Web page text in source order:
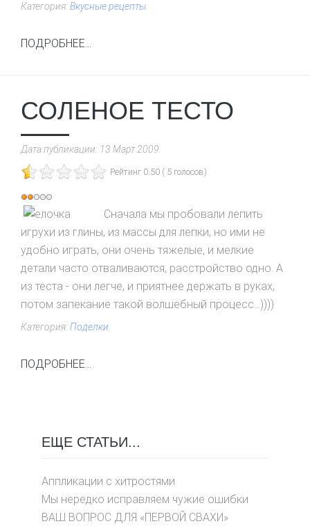
Категория: Вкусные рецепты
ПОДРОБНЕЕ...
СОЛЕНОЕ ТЕСТО
Дата публикации: 13 Март 2009
Рейтинг 0.50 ( 5 голосов)
Рейтинг:
2/5
Сначала мы пробовали лепить
игрухи из глины, из массы для лепки, но ими не
удобно играть, они очень тяжелые, и мелкие
детали часто отваливаются, расстройство одно. А
из теста - они легче, и приятнее держать в руках,
потом запекание такой волшебный процесс...))))
Категория: Поделки.
ПОДРОБНЕЕ...
ЕЩЕ СТАТЬИ...
Аппликации с хитростями
Мы нередко исправляем чужие ошибки
ВАШ ВОПРОС ДЛЯ «ПЕРВОЙ СВАХИ»